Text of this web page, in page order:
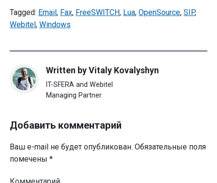
Tagged: Email , Fax, FreeSWITCH, Lua, OpenSource, SIP,
Webitel , Windows
Written byVitaly Kovalyshyn
IT-SFERA and Webitel
Managing Partner
Добавить комментарий
Ваш e-mail не будет опубликован. Обязательные поля
помечены *